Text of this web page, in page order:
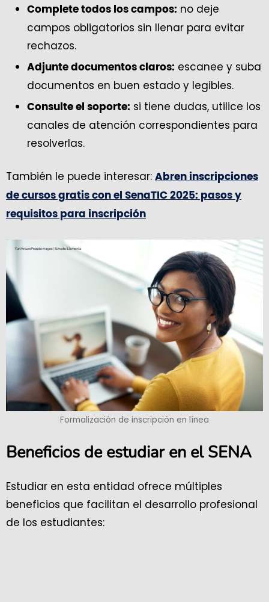
Complete todos los campos: no deje
campos obligatorios sin llenar para evitar
rechazos.
Adjunte documentos claros: escanee y suba
documentos en buen estado y legibles.
Consulte el soporte: si tiene dudas, utilice los
canales de atención correspondientes para
resolverlas.
También le puede interesar: Abren inscripciones
de cursos gratis con el SenaTIC 2025: pasos y
requisitos para inscripción
Formalización de inscripción en línea
Beneficios de estudiar en el SENA
Estudiar en esta entidad ofrece múltiples
beneficios que facilitan el desarrollo profesional
de los estudiantes: